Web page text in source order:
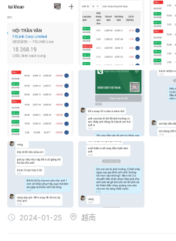
款或取款均不收取任何费用 。这
开设
为 50 美元
FXLINK与其他经纪商的最低存款额
经纪人确保快速处理时间提款请求，目标
成。然而，资金到达客户银行账户所需的时
体取决于银行的政策。 银行提款通常需要
映在客户的帐户中，而信用卡/借记卡
个工作日。
客户服务
FXLINK提供全面且便捷的客户服务体验，为
助的渠道。和24/7 可用，可以通过以下方
持团队实时聊天和在线消息传递，确保
及时答复查询和疑虑。
2024-01-25 越南